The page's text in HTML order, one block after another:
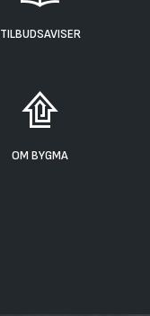
TILBUDSAVISER
OM BYGMA